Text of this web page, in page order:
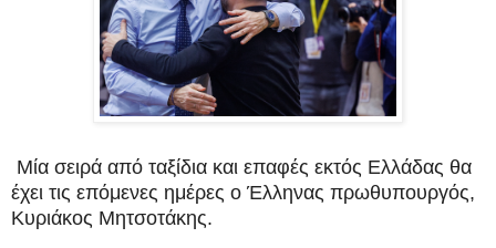
Μία σειρά από ταξίδια και επαφές εκτός Ελλάδας θα
έχει τις επόμενες ημέρες ο Έλληνας πρωθυπουργός,
Κυριάκος Μητσοτάκης.